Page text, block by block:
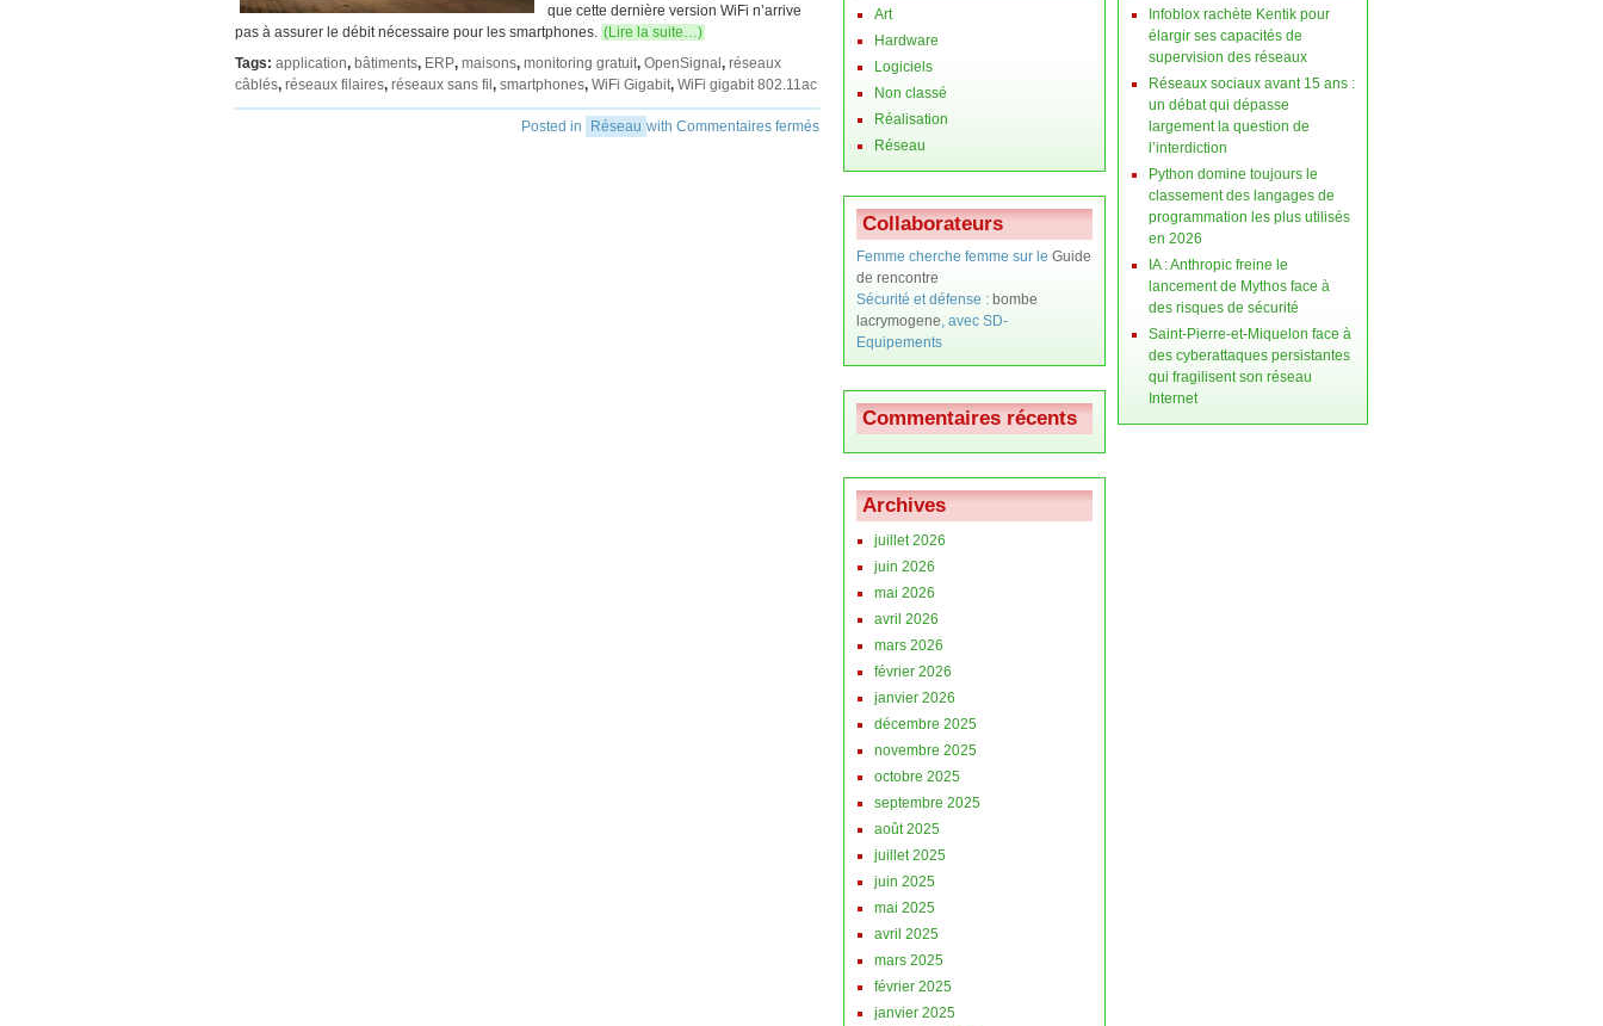
que cette dernière version WiFi n’arrive
pas à assurer le débit nécessaire pour les smartphones. (Lire la suite…)
Tags: application, bâtiments, ERP, maisons, monitoring gratuit, OpenSignal, réseaux
câblés, réseaux filaires, réseaux sans fil, smartphones, WiFi Gigabit, WiFi gigabit 802.11ac
Posted in Réseau with Commentaires fermés
Art
Hardware
Logiciels
Non classé
Réalisation
Réseau
Collaborateurs
Femme cherche femme sur le Guide
de rencontre
Sécurité et défense : bombe
lacrymogene, avec SD-
Equipements
Commentaires récents
Archives
juillet 2026
juin 2026
mai 2026
avril 2026
mars 2026
février 2026
janvier 2026
décembre 2025
novembre 2025
octobre 2025
septembre 2025
août 2025
juillet 2025
juin 2025
mai 2025
avril 2025
mars 2025
février 2025
janvier 2025
Infoblox rachète Kentik pour
élargir ses capacités de
supervision des réseaux
Réseaux sociaux avant 15 ans :
un débat qui dépasse
largement la question de
l’interdiction
Python domine toujours le
classement des langages de
programmation les plus utilisés
en 2026
IA : Anthropic freine le
lancement de Mythos face à
des risques de sécurité
Saint-Pierre-et-Miquelon face à
des cyberattaques persistantes
qui fragilisent son réseau
Internet